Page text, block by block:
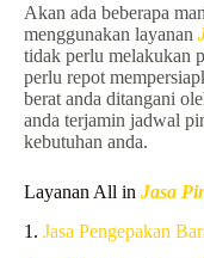
Akan ada beberapa
menggunakan layanan
tidak perlu melakukan
perlu repot
berat anda ditangani
anda terjamin jadwal
kebutuhan anda.
Layanan All in Jasa
1. Jasa Pengepakan